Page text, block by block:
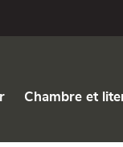
Chambre et